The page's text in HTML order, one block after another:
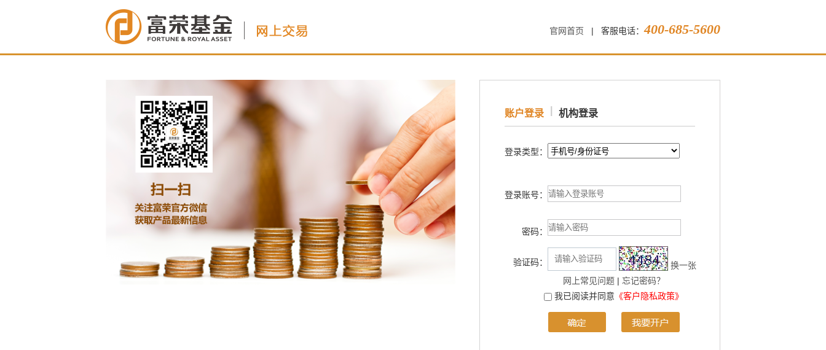
官网首页 | 客服电话：400-685-5600
账户登录 机构登录
登录类型：
登录账号：
密码：
验证码：
换一张
网上常见问题| 忘记密码？
我已阅读并同意 《客户隐私政策》